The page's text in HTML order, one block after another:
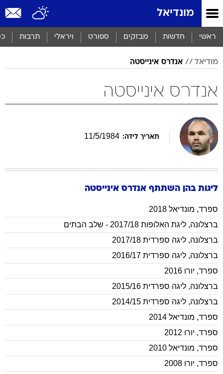
מונדיאל
ראשי חדשות מבזקים ספורט ויראלי תרבות
מודיאל אנדרס אינייסטה
אנדרס אינייסטה
תאריך לידה: 11/5/1984
ליגות בהן השתתף אנדרס אינייסטה
ספרד, מונדיאל 2018
ברצלונה, ליגת האלופות 2017/18 - שלב הבתים
ברצלונה, ליגה ספרדית 2017/18
ברצלונה, ליגה ספרדית 2016/17
ספרד, יורו 2016
ברצלונה, ליגה ספרדית 2015/16
ברצלונה, ליגה ספרדית 2014/15
ספרד, מונדיאל 2014
ספרד, יורו 2012
ספרד, מונדיאל 2010
ספרד, יורו 2008